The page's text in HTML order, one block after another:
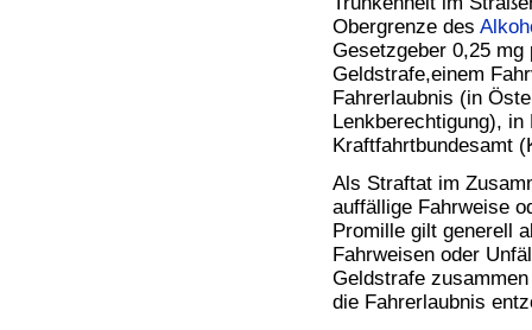
Obergrenze des
Gesetzgeber 0,25
Geldstrafe,einem
Fahrerlaubnis (in
Lenkberechtigung),
Kraftfahrtbundesamt
Als Straftat im
auffällige Fahrweise
Promille gilt generell
Fahrweisen oder
Geldstrafe
die Fahrerlaubnis